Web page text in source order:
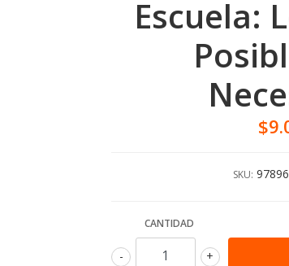
Escuela:
SKU:
CANTIDAD
+
-